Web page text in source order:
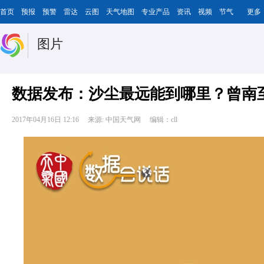
首页 预报 预警 雷达 云图 天气地图 专业产品 资讯 视频 节气 更多
图片
数据发布：沙尘最远能到哪里？曾南
2017年04月16日 12:16 来源: 中国天气网 编辑：cll